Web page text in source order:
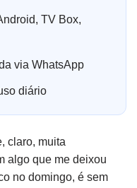
TV Box,
via WhatsApp
diário
claro, muita
algo que me deixou
no domingo, é sem